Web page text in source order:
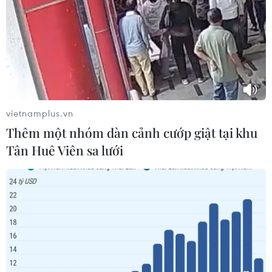
06/08/2026 00:26
Đưa gốm sứ Bình Dương vào mạng
lưới thủ công sáng tạo thế giới
05/08/2026 11:53
Xuất khẩu gạo Thái Lan giảm gần
19% trong nửa đầu năm 2026
05/08/2026 11:36
Trung Quốc sẽ đáp trả các biện pháp
hạn chế của Mỹ
vietnamplus.vn
Thêm một nhóm dàn cảnh cướp giật tại khu
Tân Huê Viên sa lưới